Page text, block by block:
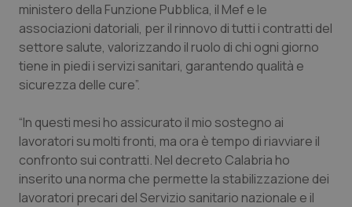
Umbria
Valle D’Aosta
Oftalmologia
Oncodermatologia
Oncologia & Nutrizione
Psoriasi & pelle
ministero della Funzione Pubblica, il Mef e le
associazioni datoriali, per il rinnovo di tutti i contratti del
settore salute, valorizzando il ruolo di chi ogni giorno
tiene in piedi i servizi sanitari, garantendo qualità e
sicurezza delle cure”.
“In questi mesi ho assicurato il mio sostegno ai
lavoratori su molti fronti, ma ora è tempo di riavviare il
confronto sui contratti. Nel decreto Calabria ho
inserito una norma che permette la stabilizzazione dei
lavoratori precari del Servizio sanitario nazionale e il